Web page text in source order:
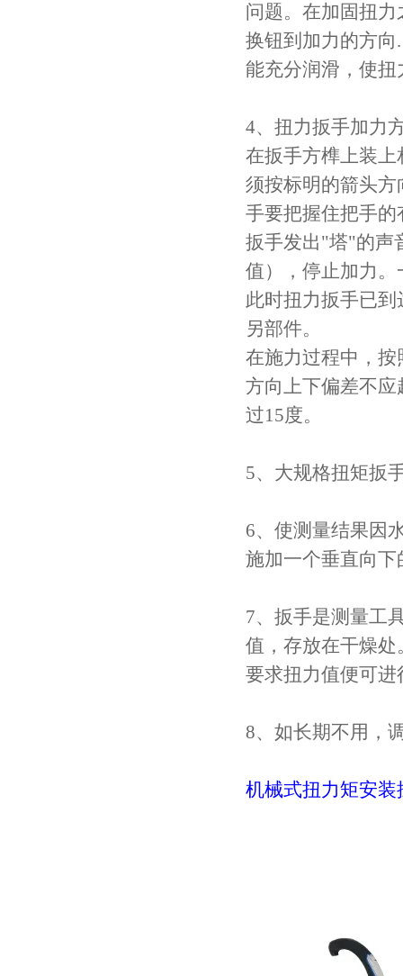
问题。在加固扭
换钮到加力的方
能充分润滑，使
4、扭力扳手加力
在扳手方榫上装
须按标明的箭头方
手要把握住把手
扳手发出"塔"的声
值），停止加力
此时扭力扳手已
另部件。
在施力过程中，
方向上下偏差不
过15度。
5、大规格扭矩扳
6、使测量结果因
施加一个垂直向
7、扳手是测量工
值，存放在干燥
要求扭力值便可进
8、如长期不用，
机械式扭力矩安装